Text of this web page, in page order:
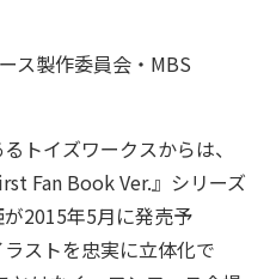
ス製作委員会・MBS
トイズワークスからは、
Fan Book Ver.』シリーズ
2015年5月に発売予
ストを忠実に立体化で